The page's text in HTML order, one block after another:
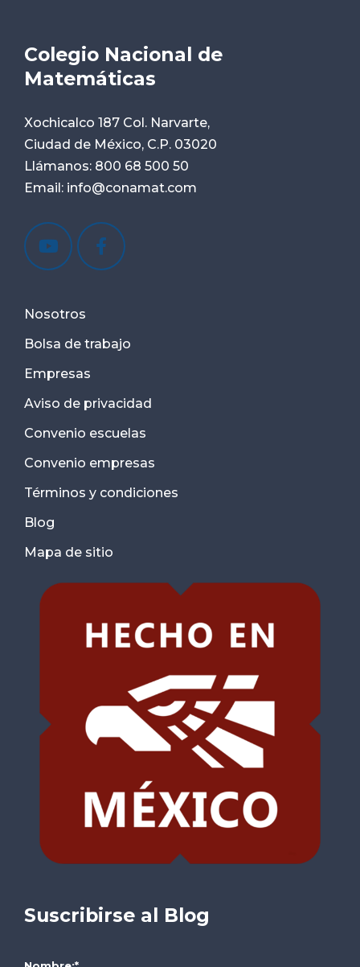
Colegio Nacional de
Matemáticas
Xochicalco 187 Col. Narvarte,
Ciudad de México, C.P. 03020
Llámanos: 800 68 500 50
Email: info@conamat.com
Nosotros
Bolsa de trabajo
Empresas
Aviso de privacidad
Convenio escuelas
Convenio empresas
Términos y condiciones
Blog
Mapa de sitio
Suscribirse al Blog